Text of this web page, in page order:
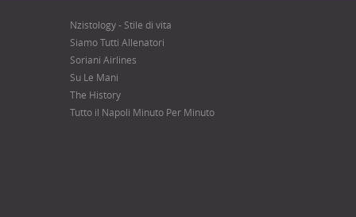
Nzistology - Stile di vita
Siamo Tutti Allenatori
Soriani Airlines
Su Le Mani
The History
Tutto il Napoli Minuto Per Minuto